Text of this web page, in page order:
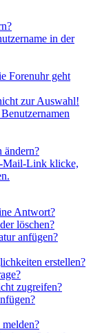
in der
Forenuhr geht
zur Auswahl!
ändern?
Mail-Link klicke,
Antwort?
löschen?
anfügen?
erstellen?
zugreifen?